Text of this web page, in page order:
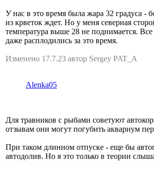
У нас в это время была жара 32 градуса -
из крветок ждет. Но у меня северная
температура выше 28 не поднимается. Все
даже расплодились за это время.
Изменено 17.7.23 автор Sergey PAT_A
Alenka05
Для травников с рыбами советуют
отзывам они могут погубить аквариум
При таком длинном отпуске - еще бы
автодолив. Но я это только в теории